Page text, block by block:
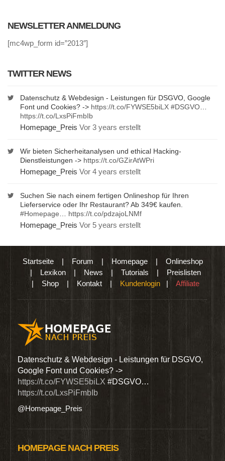
NEWSLETTER ANMELDUNG
[mc4wp_form id=”2013″]
TWITTER NEWS
Datenschutz & Webdesign - Leistungen für DSGVO, Google
Font und Cookies? -> https://t.co/FYWSE5biLX #DSGVO
https://t.co/LxsPiFmbIb
Homepage_Preis Vor 3 years erstellt
Wir bieten Sicherheitanalysen und ethical Hacking-
Dienstleistungen -> https://t.co/GZirAtWPri
Homepage_Preis Vor 4 years erstellt
Suchen Sie nach einem fertigen Onlineshop für Ihren
Lieferservice oder Ihr Restaurant? Ab 349€ kaufen.
#Homepage
https://t.co/pdzajoLNMf
Homepage_Preis Vor 5 years erstellt
Startseite| Forum | Homepage| Onlineshop
| Lexikon | News | Tutorials | Preislisten
| Shop | Kontakt | Kundenlogin | Affiliate
Datenschutz & Webdesign - Leistungen für DSGVO,
Google Font und Cookies? ->
https://t.co/FYWSE5biLX #DSGVO…
https://t.co/LxsPiFmbIb
@Homepage_Preis
HOMEPAGE NACH PREIS